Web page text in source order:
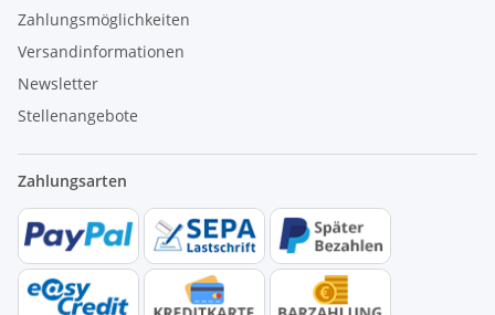
Zahlungsmöglichkeiten
Versandinformationen
Newsletter
Stellenangebote
Zahlungsarten